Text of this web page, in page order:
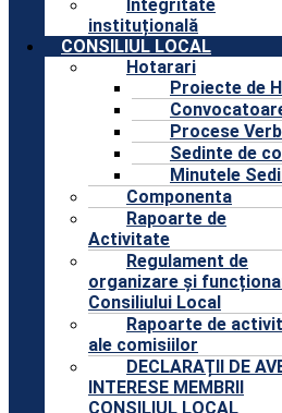
Integritate
instituțională
CONSILIUL LOCAL
Hotarari
Proiecte de
Procese
Sedinte de
Minutele
Componenta
Rapoarte de
Activitate
Regulament de
organizare și
Consiliului Local
Rapoarte de
ale comisiilor
DECLARAȚII DE
INTERESE MEMBRII
CONSILIUL LOCAL